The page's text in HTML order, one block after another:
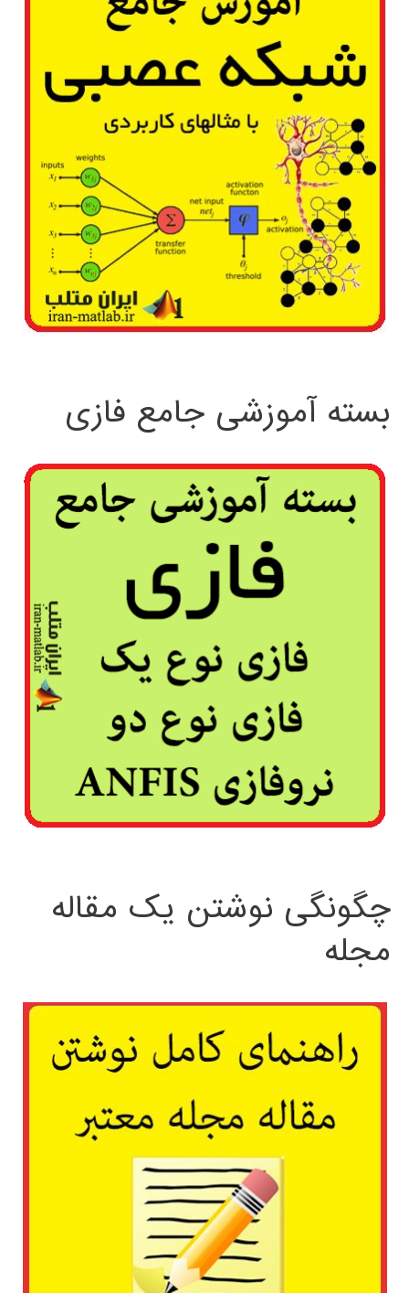
بسته آموزشی جامع فازی
چگونگی نوشتن یک مقاله
مجله